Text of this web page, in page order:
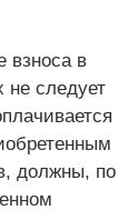
взноса в
не следует
должны, по